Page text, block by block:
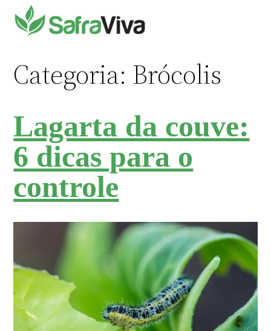
para
Categoria: Brócolis
Lagarta da couve:
6 dicas para o
controle